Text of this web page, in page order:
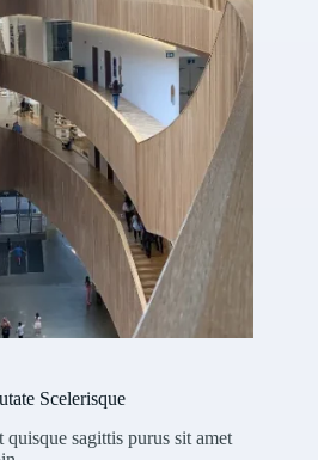
Scelerisque
quisque sagittis purus sit amet